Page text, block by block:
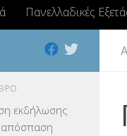
Πανελλαδικές
εκδήλωσης
απόσπαση